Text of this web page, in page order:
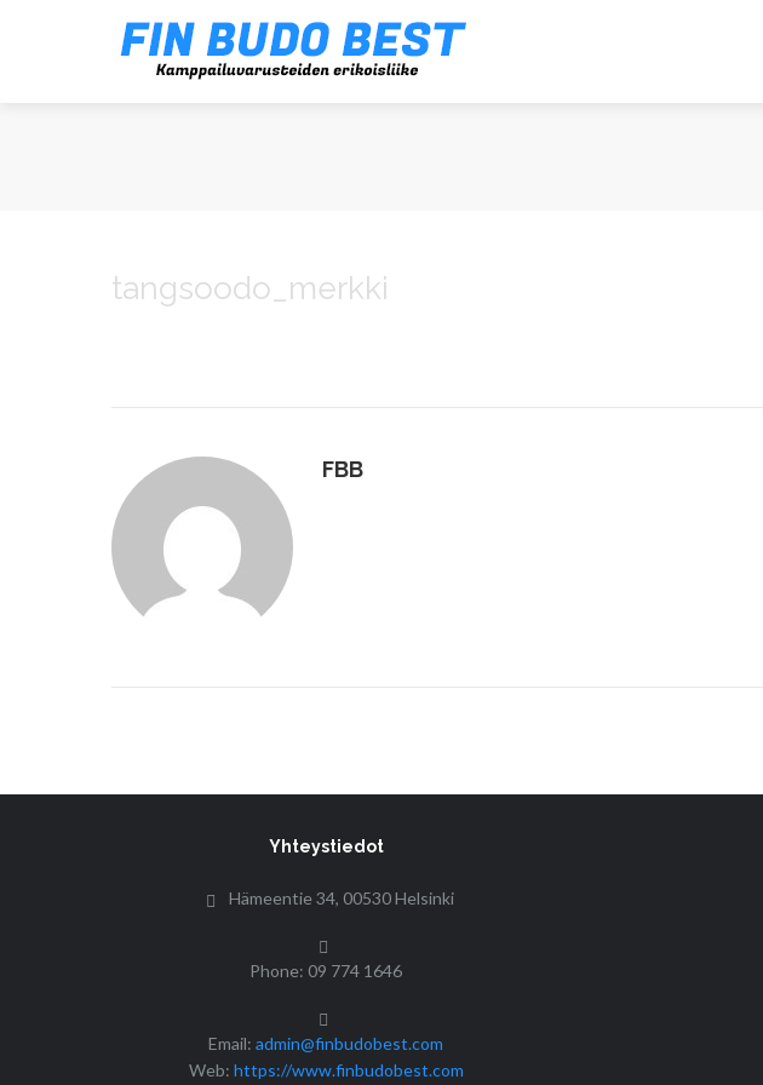
tangsoodo_merkki
FBB
Yhteystiedot
Hämeentie 34, 00530 Helsinki
Phone: 09 774 1646
Email:admin@finbudobest.com
Web: https://www.finbudobest.com